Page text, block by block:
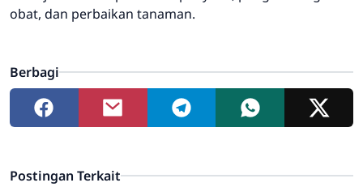
obat, dan perbaikan tanaman.
Berbagi
Postingan Terkait